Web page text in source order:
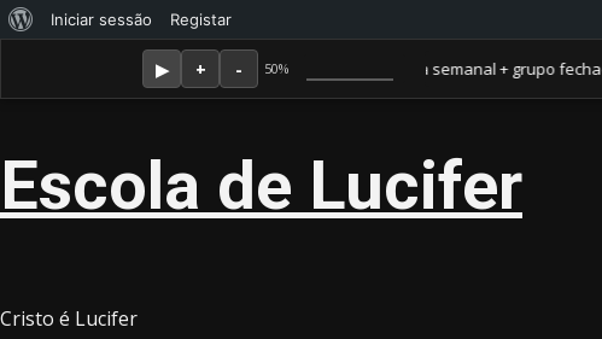
50%
Membro Amor ganha jornal mensal + aula semanal + grupo
Sobre
WordPress
Iniciar sessão Registar
Escola de Lucifer
Cristo é Lucifer